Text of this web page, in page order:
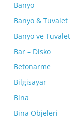
Banyo
Banyo & Tuvalet
Banyo ve Tuvalet
Bar – Disko
Betonarme
Bilgisayar
Bina
Bina Objeleri